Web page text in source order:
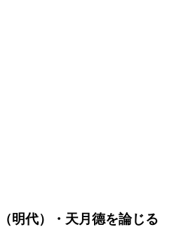
明代）・天月德を論じる